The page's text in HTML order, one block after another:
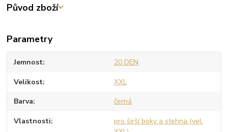
Původ zboží
Parametry
Jemnost 20 DEN
Velikost XXL
Barva černá
Vlastnosti
pro širší boky a stehna (vel.